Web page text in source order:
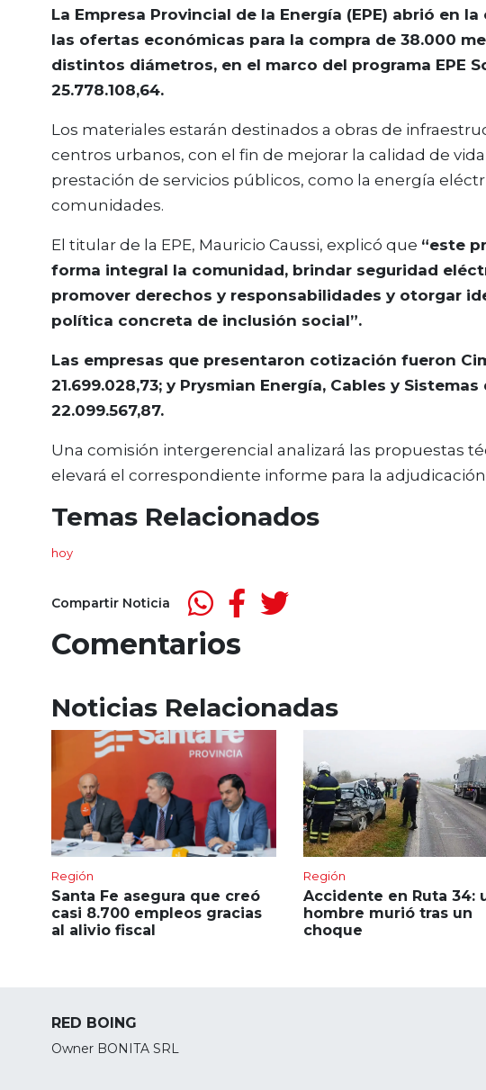
La Empresa Provincial de la Energía (EPE) abrió en
las ofertas económicas para la compra de 38.000
distintos diámetros, en el marco del programa EPE
25.778.108,64.
Los materiales estarán destinados a obras de
centros urbanos, con el fin de mejorar la calidad de
prestación de servicios públicos, como la energía
comunidades.
El titular de la EPE, Mauricio Caussi, explicó que “este
forma integral la comunidad, brindar seguridad
promover derechos y responsabilidades y otorgar
política concreta de inclusión social”.
Las empresas que presentaron cotización fueron
21.699.028,73; y Prysmian Energía, Cables y
22.099.567,87.
Una comisión intergerencial analizará las propuestas
elevará el correspondiente informe para la
Temas Relacionados
hoy
Compartir Noticia
Comentarios
Noticias Relacionadas
Región
Santa Fe asegura que creó
casi 8.700 empleos gracias
al alivio fiscal
Región
Accidente en Ruta 34:
hombre murió tras un
choque
RED BOING
Owner BONITA SRL